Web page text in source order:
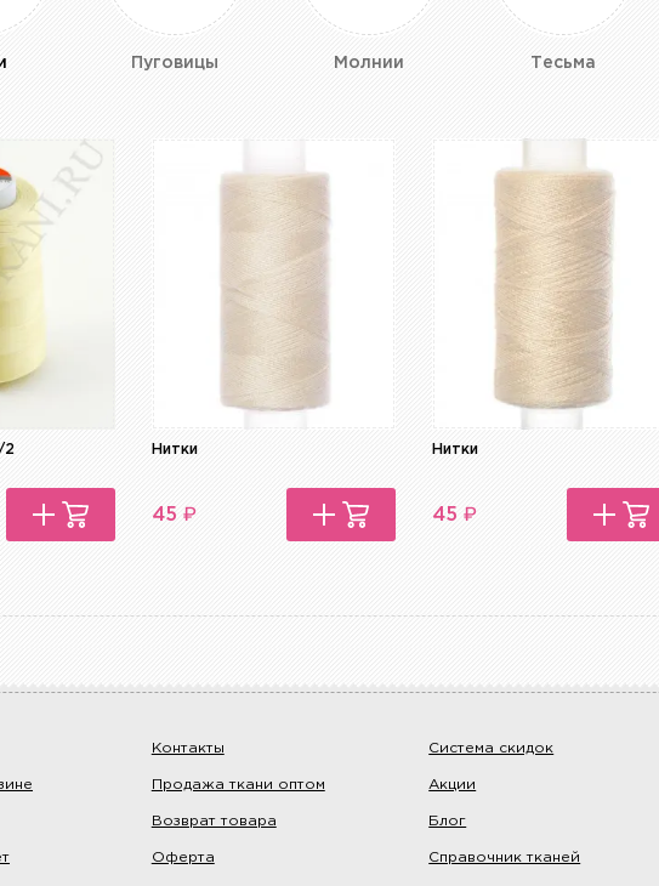
Пуговицы Молнии Тесьма
2 Нитки
45 ₽
Нитки
45 ₽
Контакты
Продажа ткани оптом
Возврат товара
Оферта
Система скидок
Акции
Блог
Справочник тканей